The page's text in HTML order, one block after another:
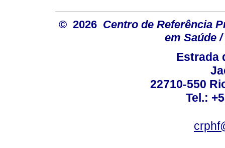
© 2026 Centro de Referência
em Saúde
Estrada
22710-550
Tel.: